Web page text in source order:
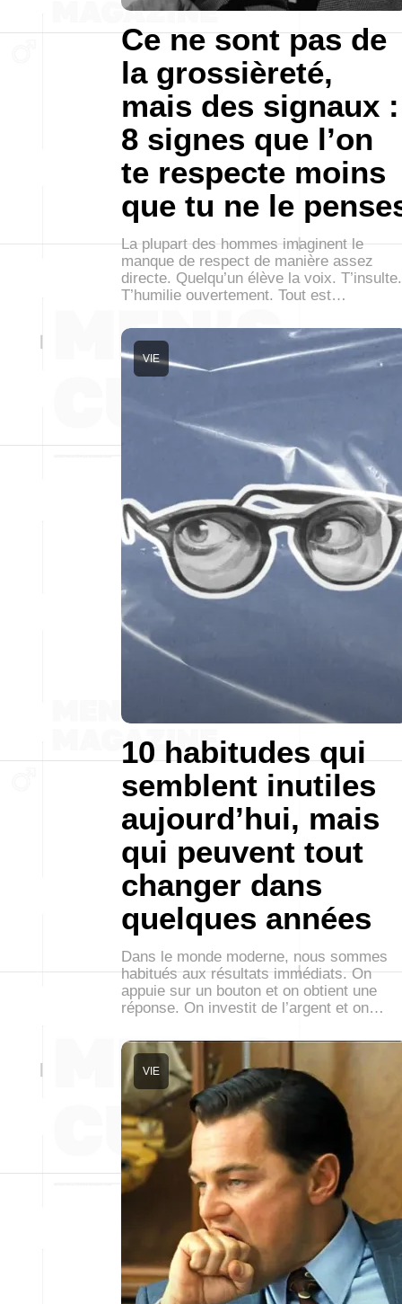
Ce ne sont pas de
la grossièreté,
mais des signaux :
8 signes que l’on
te respecte moins
que tu ne le
La plupart des hommes imaginent le
manque de respect de manière assez
directe. Quelqu’un élève la voix. T’insulte.
T’humilie ouvertement. Tout est…
10 habitudes qui
semblent inutiles
aujourd’hui, mais
qui peuvent tout
changer dans
quelques années
VIE
Dans le monde moderne, nous sommes
habitués aux résultats immédiats. On
appuie sur un bouton et on obtient une
réponse. On investit de l’argent et on…
VIE